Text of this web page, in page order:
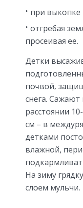
при выкопке
отгребая
просеивая ее.
Детки
почвой,
снега. Сажают
расстоянии
см – в
детками
влажной,
На зиму
слоем мульчи.